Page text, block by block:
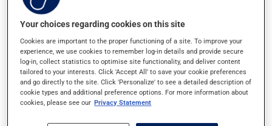
il peut rendre la bouche sèche;
il peut causer des étourdissements ou vous endormir
- levez-vous lentement et soyez prudent avant de
prendre le volant;
il peut causer des palpitations (coeur qui bat vite);
il peut être stimulant - évitez de le prendre juste
avant de dormir;
Your choices regarding cookies on this site
Cookies are important to the proper functioning of a site. To improve your
experience, we use cookies to remember log-in details and provide secure
log-in, collect statistics to optimise site functionality, and deliver content
tailored to your interests. Click 'Accept All' to save your cookie preferences
and go directly to the site. Click 'Personalize' to see a detailed description of
cookie types and additional preference options. For more information about
cookies, please see our Privacy Statement